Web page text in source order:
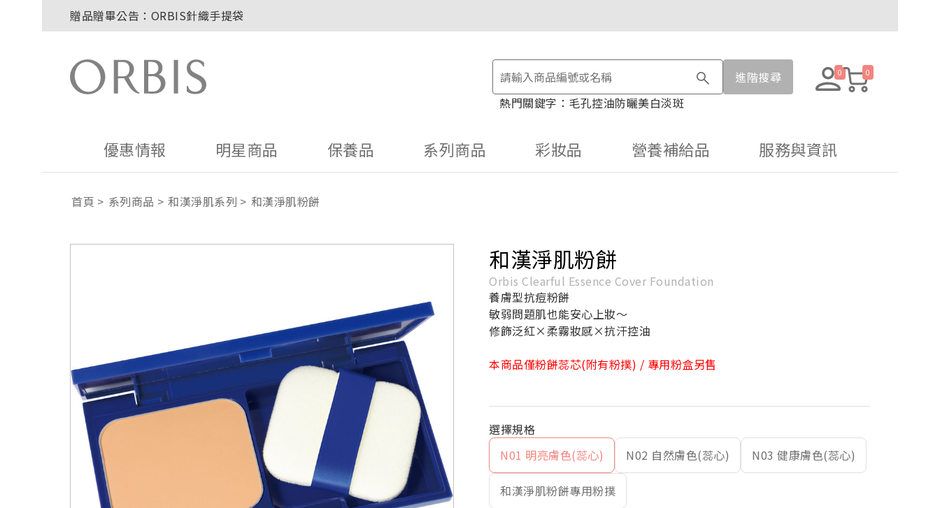
贈品贈畢公告：ORBIS針織手提袋
玉山卡友獨享優惠！2026年刷卡滿額送百元購物金！
8/1~8/8．紅利點數8倍送！
贈品贈畢公告：ORBIS大理石紋午茶杯
0 0
進階搜尋
毛孔控油防曬美白淡斑
優惠情報 明星商品 保養品 系列商品 彩妝品 營養補給品 服務與資訊
首頁 系列商品 和漢淨肌系列 和漢淨肌粉餅
和漢淨肌粉餅
Orbis Clearful Essence Cover Foundation
養膚型抗痘粉餅
敏弱問題肌也能安心上妝～
修飾泛紅×柔霧妝感×抗汗控油
本商品僅粉餅蕊芯(附有粉撲) / 專用粉盒另售
N01 明亮膚色(蕊心) N02 自然膚色(蕊心) N03 健康膚色(蕊心)
和漢淨肌粉餅專用粉撲